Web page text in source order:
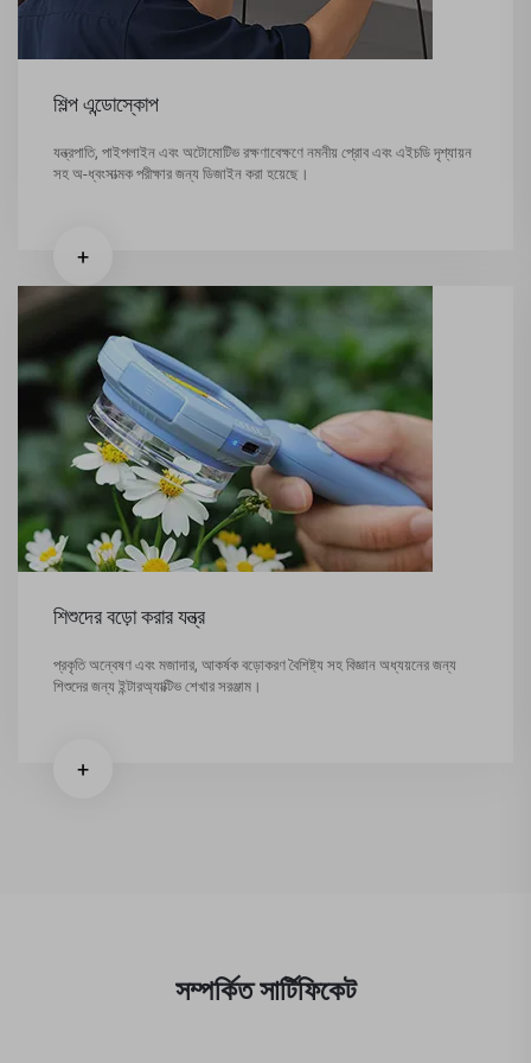
শিল্প এন্ডোস্কোপ
যন্ত্রপাতি, পাইপলাইন এবং অটোমোটিভ রক্ষণাবেক্ষণে নমনীয় প্রোব এবং এইচডি দৃশ্যায়ন
সহ অ-ধ্বংসাত্মক পরীক্ষার জন্য ডিজাইন করা হয়েছে।
+
শিশুদের বড়ো করার যন্ত্র
প্রকৃতি অন্বেষণ এবং মজাদার, আকর্ষক বড়োকরণ বৈশিষ্ট্য সহ বিজ্ঞান অধ্যয়নের জন্য
শিশুদের জন্য ইন্টারঅ্যাক্টিভ শেখার সরঞ্জাম।
+
সম্পর্কিত সার্টিফিকেট